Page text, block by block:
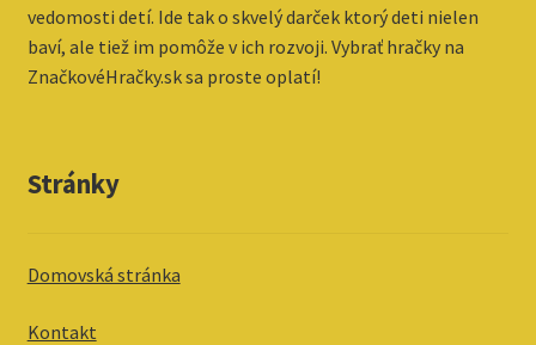
vedomosti detí. Ide tak o skvelý darček ktorý deti nielen
baví, ale tiež im pomôže v ich rozvoji. Vybrať hračky na
ZnačkovéHračky.sk sa proste oplatí!
Stránky
Domovská stránka
Kontakt